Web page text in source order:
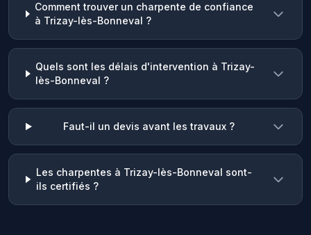
Comment trouver un charpente de confiance
à Trizay-lès-Bonneval ?
Quels sont les délais d'intervention à Trizay-
lès-Bonneval ?
Faut-il un devis avant les travaux ?
Les charpentes à Trizay-lès-Bonneval sont-
ils certifiés ?